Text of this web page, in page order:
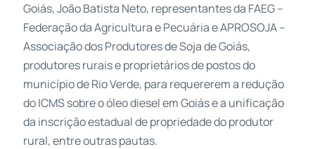
Goiás, João Batista Neto, representantes da FAEG –
Federação da Agricultura e Pecuária e APROSOJA –
Associação dos Produtores de Soja de Goiás,
produtores rurais e proprietários de postos do
município de Rio Verde, para requererem a redução
do ICMS sobre o óleo diesel em Goiás e a unificação
da inscrição estadual de propriedade do produtor
rural, entre outras pautas.